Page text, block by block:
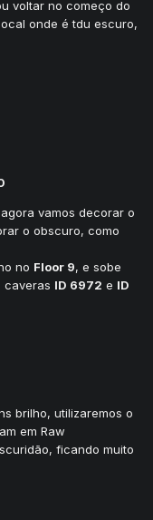
voltar no começo do
onde é tdu escuro,
vamos decorar o
o obscuro, como
no Floor 9, e sobe
caveras ID 6972 e ID
brilho, utilizaremos o
em Raw
ficando muito